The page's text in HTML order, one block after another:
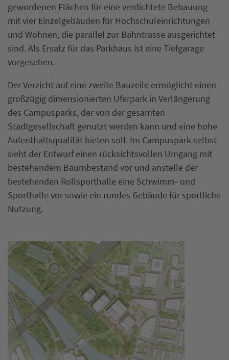
gewordenen Flächen für eine verdichtete Bebauung
mit vier Einzelgebäuden für Hochschuleinrichtungen
und Wohnen, die parallel zur Bahntrasse ausgerichtet
sind. Als Ersatz für das Parkhaus ist eine Tiefgarage
vorgesehen.
Der Verzicht auf eine zweite Bauzeile ermöglicht einen
großzügig dimensionierten Uferpark in Verlängerung
des Campusparks, der von der gesamten
Stadtgesellschaft genutzt werden kann und eine hohe
Aufenthaltsqualität bieten soll. Im Campuspark selbst
sieht der Entwurf einen rücksichtsvollen Umgang mit
bestehendem Baumbestand vor und anstelle der
bestehenden Rollsporthalle eine Schwimm- und
Sporthalle vor sowie ein rundes Gebäude für sportliche
Nutzung.